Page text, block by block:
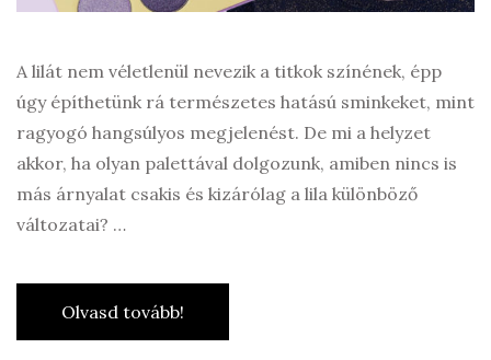
A lilát nem véletlenül nevezik a titkok színének, épp
úgy építhetünk rá természetes hatású sminkeket, mint
ragyogó hangsúlyos megjelenést. De mi a helyzet
akkor, ha olyan palettával dolgozunk, amiben nincs is
más árnyalat csakis és kizárólag a lila különböző
változatai? …
Olvasd tovább!